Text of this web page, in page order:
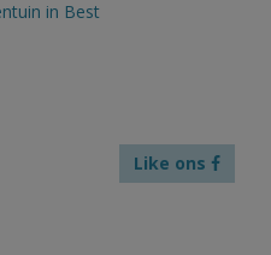
in Best
Like ons